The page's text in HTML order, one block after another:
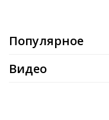
Популярное
Видео